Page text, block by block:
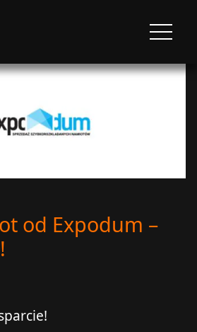
Otwórz
od Expodum –